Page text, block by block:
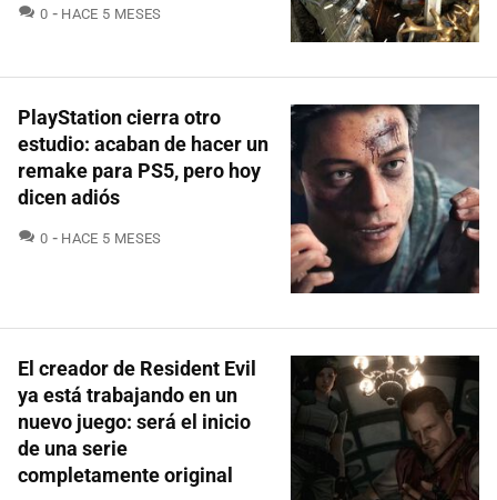
0 COMENTARIOS
HACE 5 MESES
PlayStation cierra otro
estudio: acaban de hacer un
remake para PS5, pero hoy
dicen adiós
0 COMENTARIOS
HACE 5 MESES
El creador de Resident Evil
ya está trabajando en un
nuevo juego: será el inicio
de una serie
completamente original